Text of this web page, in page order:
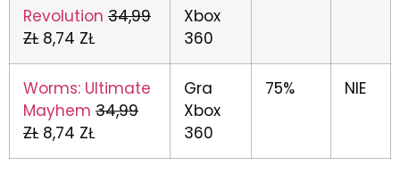
Revolution 34,99
ZŁ8,74 ZŁ
Xbox
360
Worms: Ultimate
Mayhem 34,99
ZŁ8,74 ZŁ
Gra
Xbox
360
75% NIE